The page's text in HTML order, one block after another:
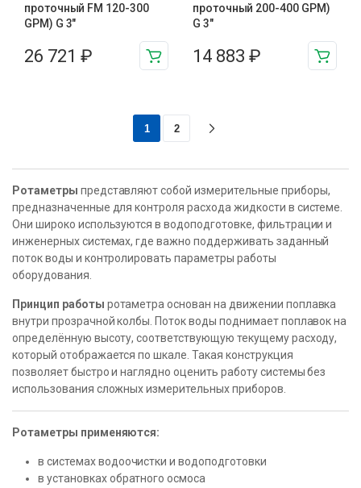
проточный FM 120-300
GPM) G 3″
26 721 ₽
проточный 200-400 GPM)
G 3″
14 883 ₽
1 2
Ротаметры представляют собой измерительные приборы,
предназначенные для контроля расхода жидкости в системе.
Они широко используются в водоподготовке, фильтрации и
инженерных системах, где важно поддерживать заданный
поток воды и контролировать параметры работы
оборудования.
Принцип работы ротаметра основан на движении поплавка
внутри прозрачной колбы. Поток воды поднимает поплавок на
определённую высоту, соответствующую текущему расходу,
который отображается по шкале. Такая конструкция
позволяет быстро и наглядно оценить работу системы без
использования сложных измерительных приборов.
Ротаметры применяются:
в системах водоочистки и водоподготовки
в установках обратного осмоса